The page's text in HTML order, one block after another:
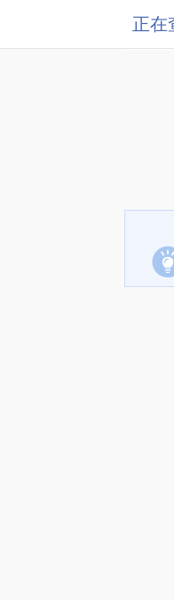
正在